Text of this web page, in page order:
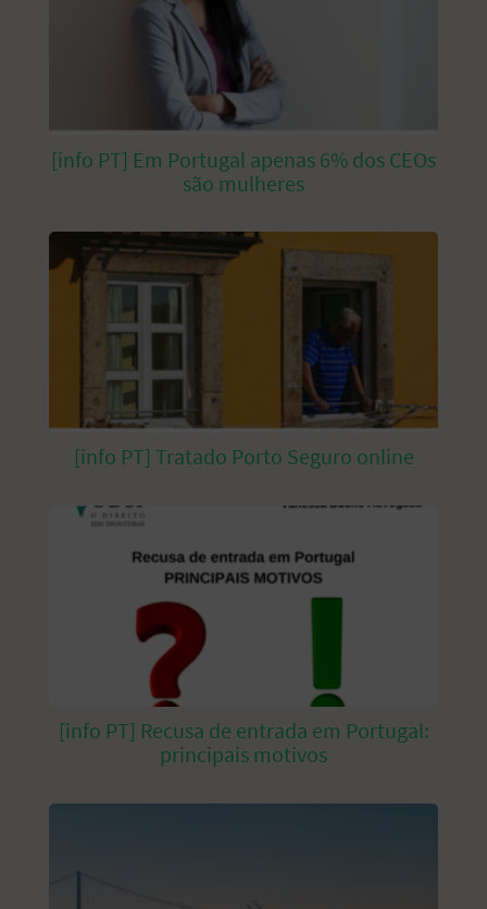
[info PT] Em Portugal apenas 6% dos CEOs
são mulheres
[info PT] Tratado Porto Seguro online
[info PT] Recusa de entrada em Portugal:
principais motivos